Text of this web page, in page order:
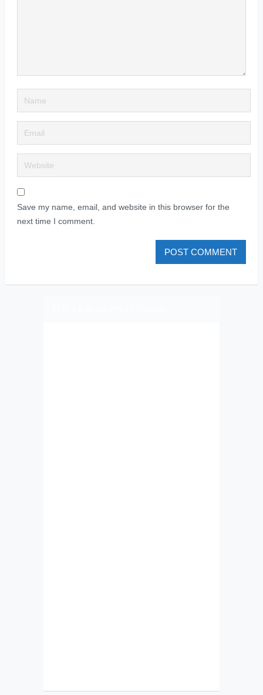
Save my name, email, and website in this browser for the
next time I comment.